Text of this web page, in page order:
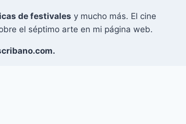
de festivales y mucho más. El cine
el séptimo arte en mi página web.